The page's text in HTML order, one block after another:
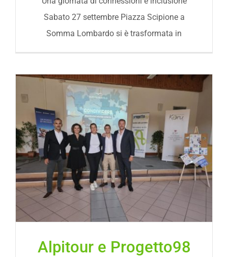
Sabato 27 settembre Piazza Scipione a
Somma Lombardo si è trasformata in
Alpitour e Progetto98